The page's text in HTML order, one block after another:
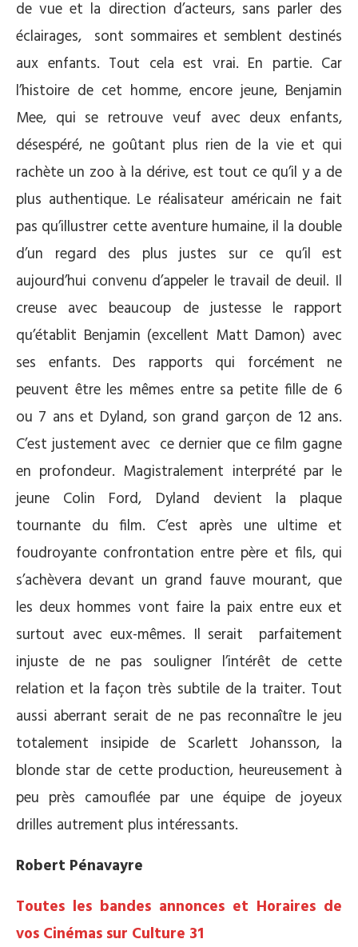
de vue et la direction d’acteurs, sans parler des
éclairages, sont sommaires et semblent destinés
aux enfants. Tout cela est vrai. En partie. Car
l’histoire de cet homme, encore jeune, Benjamin
Mee, qui se retrouve veuf avec deux enfants,
désespéré, ne goûtant plus rien de la vie et qui
rachète un zoo à la dérive, est tout ce qu’il y a de
plus authentique. Le réalisateur américain ne fait
pas qu’illustrer cette aventure humaine, il la double
d’un regard des plus justes sur ce qu’il est
aujourd’hui convenu d’appeler le travail de deuil. Il
creuse avec beaucoup de justesse le rapport
qu’établit Benjamin (excellent Matt Damon) avec
ses enfants. Des rapports qui forcément ne
peuvent être les mêmes entre sa petite fille de 6
ou 7 ans et Dyland, son grand garçon de 12 ans.
C’est justement avec ce dernier que ce film gagne
en profondeur. Magistralement interprété par le
jeune Colin Ford, Dyland devient la plaque
tournante du film. C’est après une ultime et
foudroyante confrontation entre père et fils, qui
s’achèvera devant un grand fauve mourant, que
les deux hommes vont faire la paix entre eux et
surtout avec eux-mêmes. Il serait parfaitement
injuste de ne pas souligner l’intérêt de cette
relation et la façon très subtile de la traiter. Tout
aussi aberrant serait de ne pas reconnaître le jeu
totalement insipide de Scarlett Johansson, la
blonde star de cette production, heureusement à
peu près camouflée par une équipe de joyeux
drilles autrement plus intéressants.
Robert Pénavayre
Toutes les bandes annonces et Horaires de
vos Cinémas sur Culture 31